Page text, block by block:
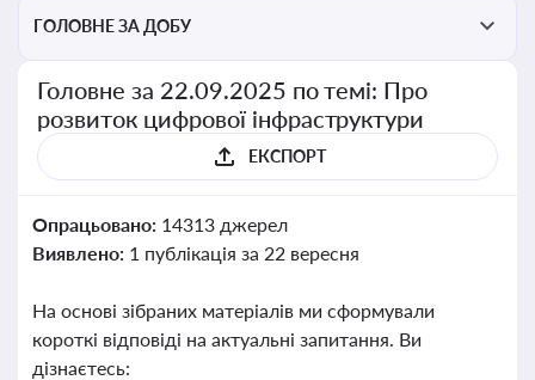
ГОЛОВНЕ ЗА ДОБУ
Головне за 22.09.2025 по темі: Про
розвиток цифрової інфраструктури
ЕКСПОРТ
Опрацьовано: 14313 джерел
Виявлено: 1 публікація за 22 вересня
На основі зібраних матеріалів ми сформували
короткі відповіді на актуальні запитання. Ви
дізнаєтесь: